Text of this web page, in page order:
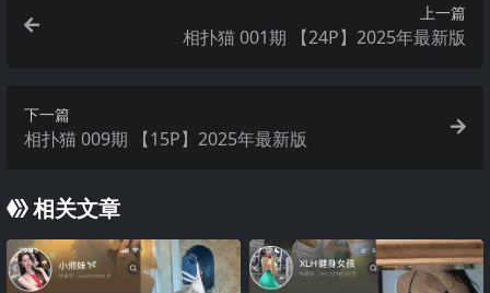
上一篇
相扑猫 001期 【24P】2025年最新版
下一篇
相扑猫 009期 【15P】2025年最新版
相关文章